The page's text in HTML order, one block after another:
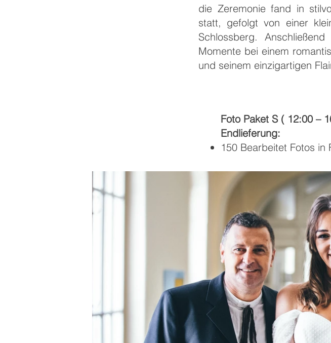
die Zeremonie fand in
statt, gefolgt von einer
Schlossberg.
Momente bei einem
und seinem einzigartigen
Foto Paket S ( 12:00 –
Endlieferung:
150 Bearbeitet Fotos in